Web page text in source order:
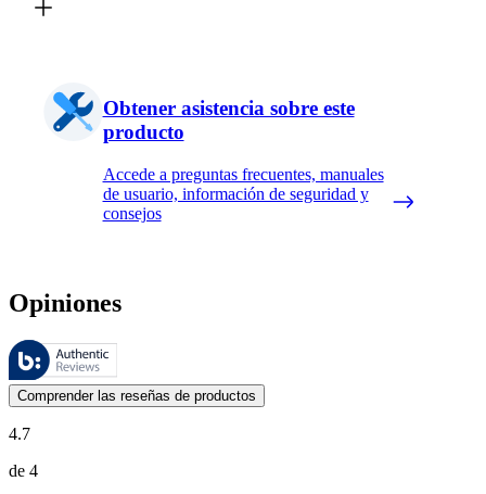
Obtener asistencia sobre este
producto
Accede a preguntas frecuentes, manuales
de usuario, información de seguridad y
consejos
Opiniones
Estas reseñas las gestiona Bazaarvoice y cumplen con la política de
Las opiniones de los clientes en forma de reseñas de productos y
Comprender las reseñas de productos
4.7
de 4